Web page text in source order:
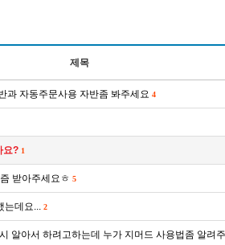
제목
과 자동주문사용 자반좀 봐주세요 4
요? 1
받아주세요ㅎ 5
는데요... 2
알아서 하려고하는데 누가 지머드 사용법좀 알려